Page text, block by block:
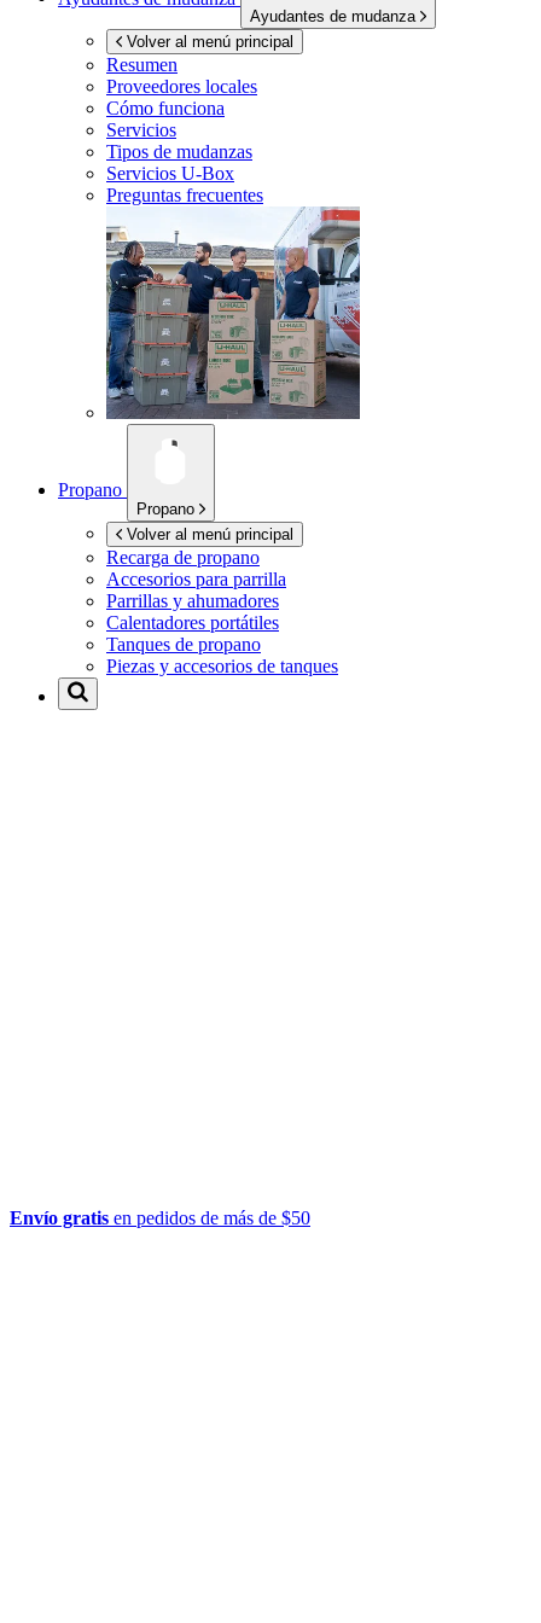
Ayudantes de mudanza
Volver al menú principal
Resumen
Proveedores locales
Cómo funciona
Servicios
Tipos de mudanzas
Servicios U-Box
Preguntas frecuentes
Propano
Propano
Volver al menú principal
Recarga de propano
Accesorios para parrilla
Parrillas y ahumadores
Calentadores portátiles
Tanques de propano
Piezas y accesorios de tanques
Envío gratis en pedidos de más de $50